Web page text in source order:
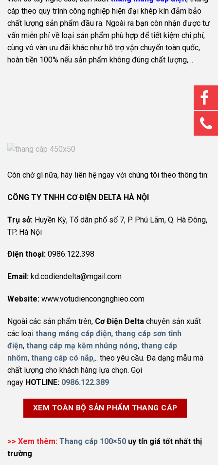
cáp theo quy trình công nghiệp hiện đại khép kín đảm bảo
chất lượng sản phẩm đầu ra. Ngoài ra bạn còn nhận được tư
vấn miễn phí về loại sản phẩm phù hợp để tiết kiệm chi phí,
cùng vô vàn ưu đãi khác như hỗ trợ vận chuyển toàn quốc,
hoàn tiền 100% nếu sản phẩm không đúng chất lượng,…
Còn chờ gì nữa, hãy liên hệ ngay với chúng tôi theo thông tin:
CÔNG TY TNHH CƠ ĐIỆN DELTA HÀ NỘI
Trụ sở: Huyền Kỳ, Tổ dân phố số 7, P. Phú Lãm, Q. Hà Đông,
TP. Hà Nội
Điện thoại: 0986.122.398
Email: kd.codiendelta@mgail.com
Website: www.votudiencongnghieo.com
Ngoài các sản phẩm trên, Cơ Điện Delta chuyên sản xuất
các loại thang máng cáp điện, thang cáp sơn tĩnh
điện, thang cáp mạ kẽm nhúng nóng, thang cáp
nhôm, thang cáp có nắp,.. theo yêu cầu. Đa dạng mẫu mã
chất lượng cho khách hàng lựa chọn. Gọi
ngay HOTLINE: 0986.122.389
XEM TOÀN BỘ SẢN PHẨM THANG CÁP
>> Xem thêm: Thang cáp 100×50 uy tín giá tốt nhất thị
trường